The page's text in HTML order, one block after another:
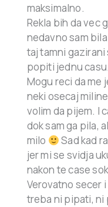
maksimalno.
Rekla bih da vec
nedavno sam
taj tamni gazirani
popiti jednu casu.
Mogu reci da me
neki osecaj miline
volim da pijem. I
dok sam ga pila,
milo
Sad kad
jer mi se svidja
nakon te case
Verovatno secer
treba ni pipati, ni